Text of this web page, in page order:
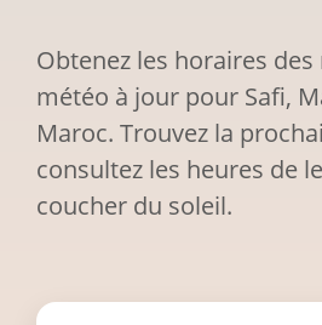
Obtenez les horaires des
météo à jour pour Safi,
Maroc. Trouvez la
consultez les heures de
coucher du soleil.